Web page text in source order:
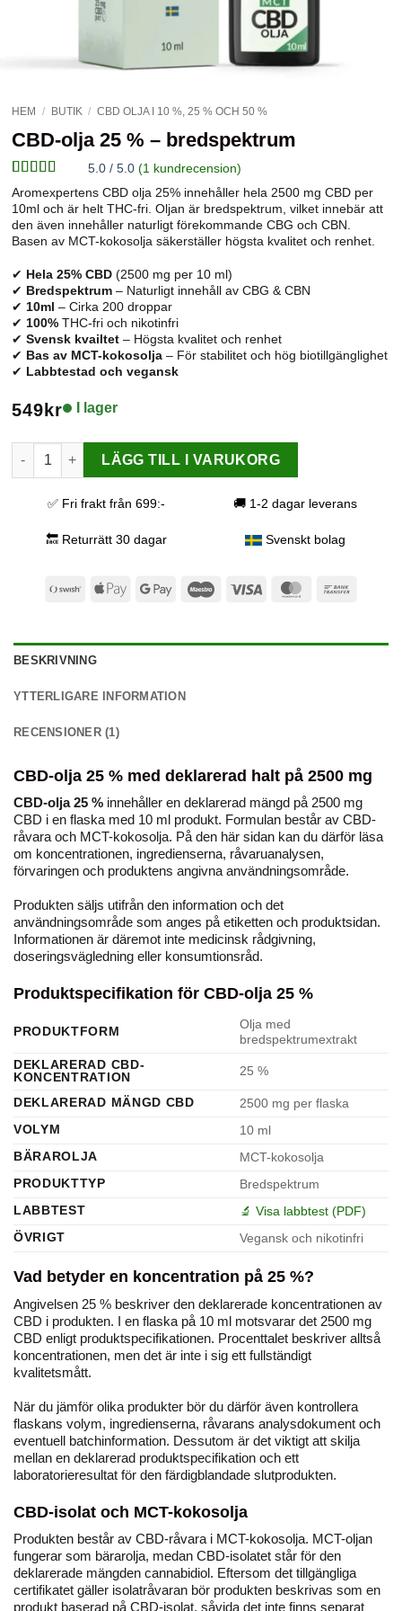
HEM / BUTIK / CBD OLJA I 10 %, 25 % OCH 50 %
CBD-olja 25 % – bredspektrum
Betygsatt5
av 5 baserat
på
1
kundrecension
5.0 / 5.0(1 kundrecension)
Aromexpertens CBD olja 25% innehåller hela 2500 mg CBD per
10ml och är helt THC-fri. Oljan är bredspektrum, vilket innebär att
den även innehåller naturligt förekommande CBG och CBN.
Basen av MCT-kokosolja säkerställer högsta kvalitet och renhet.
✔ Hela 25% CBD (2500 mg per 10 ml)
✔ Bredspektrum – Naturligt innehåll av CBG & CBN
✔ 10ml – Cirka 200 droppar
✔ 100% THC-fri och nikotinfri
✔Svensk kvailtet – Högsta kvalitet och renhet
✔ Bas av MCT-kokosolja – För stabilitet och hög biotillgänglighet
✔ Labbtestad och vegansk
549 kr I lager
CBD-olja 25 % – bredspektrum mängd
LÄGG TILL I VARUKORG
✅ Fri frakt från 699:-
🔙 Returrätt 30 dagar
🚚 1-2 dagar leverans
Svenskt bolag
Swish
Apple
Google
MaestroVisa MasterCard
BESKRIVNING
YTTERLIGARE INFORMATION
RECENSIONER (1)
CBD-olja 25 % med deklarerad halt på 2500 mg
CBD-olja 25 % innehåller en deklarerad mängd på 2500 mg
CBD i en flaska med 10 ml produkt. Formulan består av CBD-
råvara och MCT-kokosolja. På den här sidan kan du därför läsa
om koncentrationen, ingredienserna, råvaru­analysen,
förvaringen och produktens angivna användningsområde.
Produkten säljs utifrån den information och det
användningsområde som anges på etiketten och produktsidan.
Informationen är däremot inte medicinsk rådgivning,
doseringsvägledning eller konsumtionsråd.
Produktspecifikation för CBD-olja 25 %
PRODUKTFORM
Olja med
bredspektrumextrakt
DEKLARERAD CBD-
KONCENTRATION
25 %
DEKLARERAD MÄNGD CBD
2500 mg per flaska
VOLYM
10 ml
BÄRAROLJA
MCT-kokosolja
PRODUKTTYP
Bredspektrum
LABBTEST
🔬 Visa labbtest (PDF)
ÖVRIGT
Vegansk och nikotinfri
Vad betyder en koncentration på 25 %?
Angivelsen 25 % beskriver den deklarerade koncentrationen av
CBD i produkten. I en flaska på 10 ml motsvarar det 2500 mg
CBD enligt produktspecifikationen. Procenttalet beskriver alltså
koncentrationen, men det är inte i sig ett fullständigt
kvalitetsmått.
När du jämför olika produkter bör du därför även kontrollera
flaskans volym, ingredienserna, råvarans analysdokument och
eventuell batchinformation. Dessutom är det viktigt att skilja
mellan en deklarerad produktspecifikation och ett
laboratorieresultat för den färdigblandade slutprodukten.
CBD-isolat och MCT-kokosolja
Produkten består av CBD-råvara i MCT-kokosolja. MCT-oljan
fungerar som bärarolja, medan CBD-isolatet står för den
deklarerade mängden cannabidiol. Eftersom det tillgängliga
certifikatet gäller isolatråvaran bör produkten beskrivas som en
produkt baserad på CBD-isolat, såvida det inte finns separat